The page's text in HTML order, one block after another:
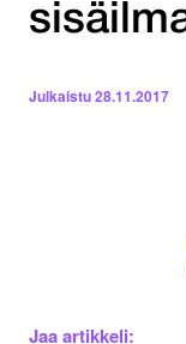
Julkaistu28.11.2017
Jaa artikkeli: